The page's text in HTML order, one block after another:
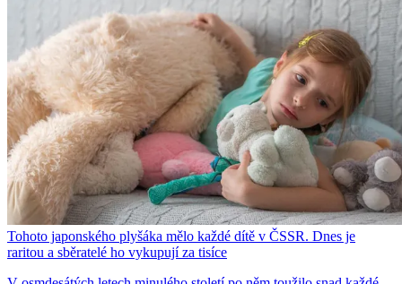
Tohoto japonského plyšáka mělo každé dítě v ČSSR. Dnes je
raritou a sběratelé ho vykupují za tisíce